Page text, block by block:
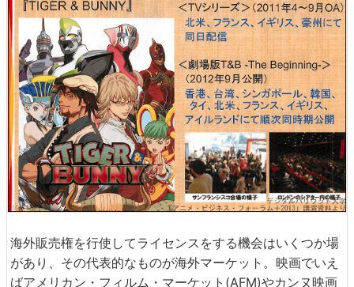
海外販売権を行使してライセンスをする機会はいくつか場
があり、その代表的なものが海外マーケット。映画でいえ
ばアメリカン・フィルム・マーケット(AFM)やカンヌ映画